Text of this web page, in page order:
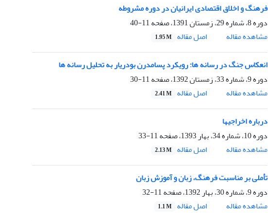
فرهنگ و اخلاق اقتصادی ایرانیان در دوره مشروطه
دوره 8، شماره 29، زمستان 1391، صفحه
11-40
مشاهده مقاله
اصل مقاله 1.95 M
انعکاس جنگ در رسانه ها: رویکرد پسامدرن بودریار به تحلیل رسانه ها
دوره 9، شماره 33، زمستان 1392، صفحه
11-30
مشاهده مقاله
اصل مقاله 2.41 M
درباره اخراجیها
دوره 10، شماره 34، بهار 1393، صفحه
11-33
مشاهده مقاله
اصل مقاله 2.13 M
تأملی بر مناسبت فرهنگ، زبان و آموزش زبان
دوره 9، شماره 30، بهار 1392، صفحه
11-32
مشاهده مقاله
اصل مقاله 1.1 M